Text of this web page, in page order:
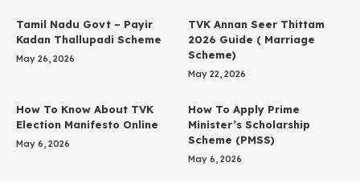
Tamil Nadu Govt – Payir
Kadan Thallupadi Scheme
May 26, 2026
TVK Annan Seer Thittam
2026 Guide ( Marriage
Scheme)
May 22, 2026
How To Know About TVK
Election Manifesto Online
May 6, 2026
How To Apply Prime
Minister’s Scholarship
Scheme (PMSS)
May 6, 2026